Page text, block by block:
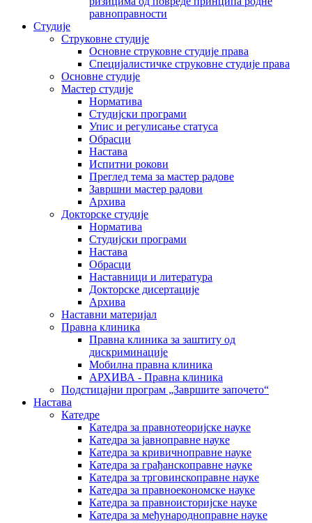
равноправности
Студије
Струковне студије
Основне струковне студије права
Специјалистичке струковне студије права
Основне студије
Мастер студије
Норматива
Студијски програми
Упис и регулисање статуса
Обрасци
Настава
Испитни рокови
Преглед тема за мастер радове
Завршни мастер радови
Архива
Докторске студије
Норматива
Студијски програми
Настава
Обрасци
Наставници и литература
Докторске дисертације
Архива
Наставни материјал
Правна клиника
Правна клиника за заштиту од
дискриминације
Мобилна правна клиника
АРХИВА - Правна клиника
Подстицајни програм „Завршите започето“
Настава
Катедре
Катедра за правнотеоријске науке
Катедра за јавноправне науке
Катедра за кривичноправне науке
Катедра за грађанскоправне науке
Катедра за трговинскоправне науке
Катедра за правноекономске науке
Катедра за правноисторијске науке
Катедра за међународноправне науке